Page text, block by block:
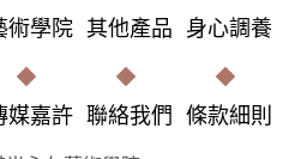
術學院 其他產品 身心調養
媒嘉許 聯絡我們 條款細則